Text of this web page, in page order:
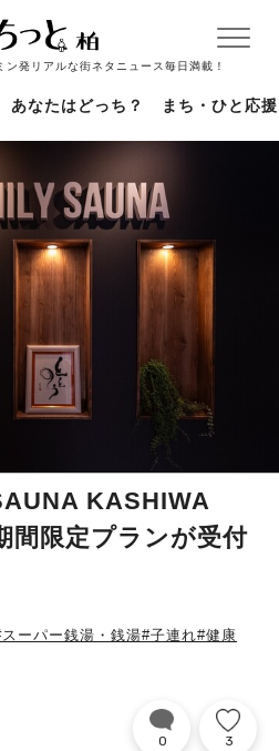
発リアルな街ネタニュース毎日満載！
あなたはどっち？ まち・ひと応援
KASHIWA
間限定プランが受付
ーパー銭湯・銭湯#子連れ#健康
0 3